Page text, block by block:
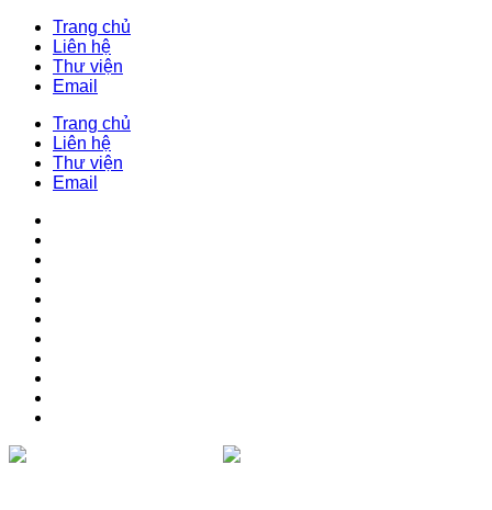
Trang chủ
Liên hệ
Thư viện
Email
Trang chủ
Liên hệ
Thư viện
Email